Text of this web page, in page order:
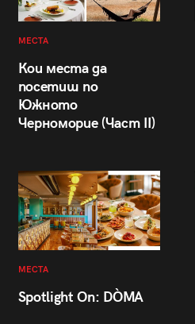
МЕСТА
Кои места да
посетиш по
Южното
Черноморие (Част II)
МЕСТА
Spotlight On: DÒMA